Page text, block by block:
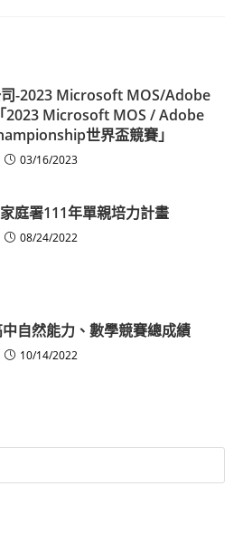
-2023 Microsoft MOS/Adobe
2023 Microsoft MOS / Adobe
世界盃競賽」
03/16/2023
庭署111年單親培力計畫
08/24/2022
自然能力、數學競賽總成績
10/14/2022